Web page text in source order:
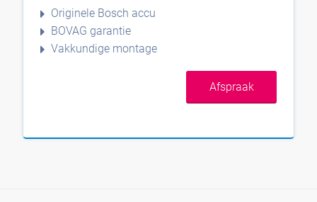
Originele Bosch accu
BOVAG garantie
Vakkundige montage
Afspraak